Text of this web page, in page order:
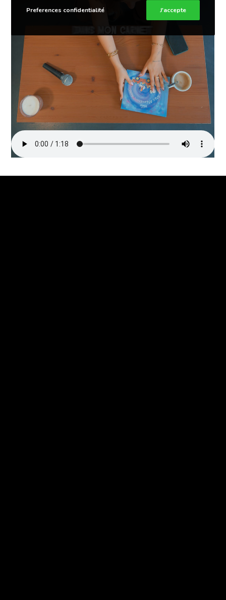
Preferences confidentialité J'accepte